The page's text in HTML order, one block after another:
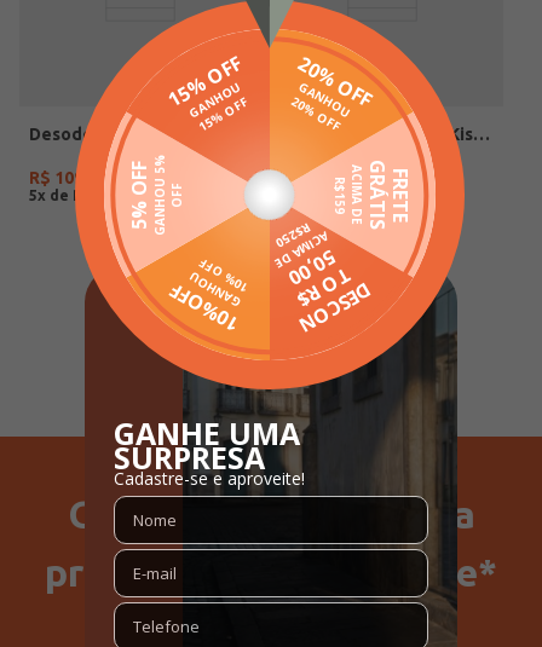
R$ 109 90
5x de R$
Desodorante Colônia Kiss You More Ciclo 100ml Incolor
R$109 90
21,98
Ganhe 15% Off na sua
primeira compra no site*
SELECIONE SEU GÊNERO